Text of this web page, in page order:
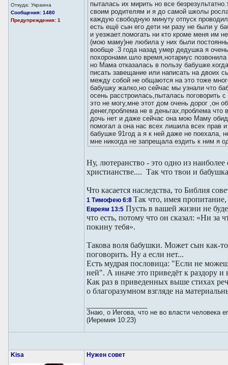
Откуда: Украина
Сообщения: 1480
Предупреждения: 1
пыталась их мирить но все
своим родителям и я до самой школы
каждую свободную минуту отпуск
есть ещё сын его дети ни разу не были у
и уезжает.помогать ни кто кроме меня им
(мою маму)не любила у них были
вообще .3 года назад умер дедушка я
похоронами.шло время,нотариус
но Мама отказалась в пользу
писать завещание или написать на двоих
между собой не общаются на это тоже
бабушку жалко,но сейчас мы узнали что
осень расстроилась,пыталась поговорить
это не могу,мне этот дом очень дорог ,он
денег,проблема не в деньгах,проблема
дочь нет и даже сейчас она мою Маму
помогал а она нас всех лишила всех прав
бабушке 91год а я к ней даже не поехала,
мне никогда не запрещала ездить к ним я
Ну, лютеранство - это одно из
христианстве.... Так что твои и
Что касается наследства, то Библия
1 Тимофею 6:8 Так что, имея
Евреям 13:5 Пусть в вашей жизни не
что есть, потому что он сказал: «Ни за
покину тебя».
Такова воля бабушки. Может сын как-
поговорить. Ну а если нет...
Есть мудрая пословица: "Если не
ней". А иначе это приведёт к раздору
Как раз в приведенных выше стихах
о благоразумном взгляде на
Знаю, о Иегова, что не во власти человека
(Иеремия 10:23)
Kisa Нужен совет